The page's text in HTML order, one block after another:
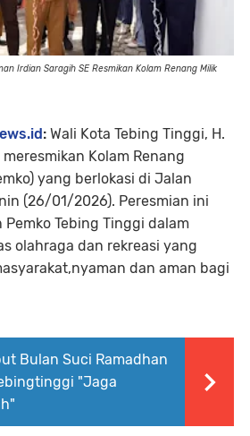
Irdian Saragih SE Resmikan Kolam Renang Milik
: Wali Kota Tebing Tinggi, H.
Kolam Renang
yang berlokasi di Jalan
(26/01/2026). Peresmian ini
Tebing Tinggi dalam
olahraga dan rekreasi yang
dan aman bagi
Bulan Suci Ramadhan
"Jaga